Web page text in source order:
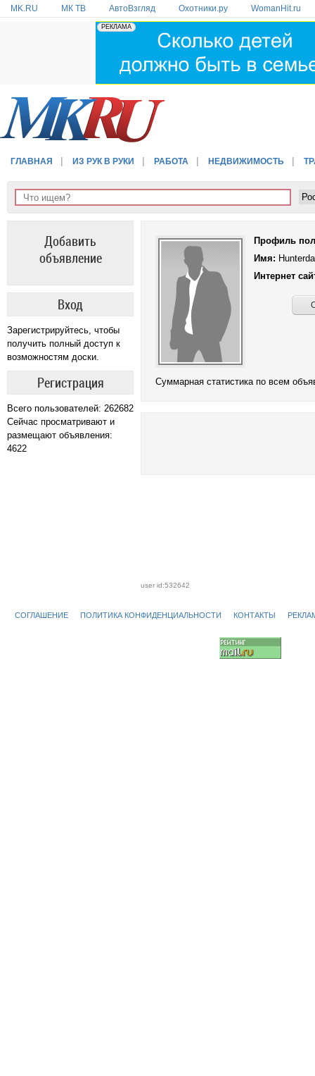
MK.RU МК ТВ АвтоВзгляд Охотники.ру WomanHit.ru
ГЛАВНАЯ ИЗ РУК В РУКИ РАБОТА НЕДВИЖИМОСТЬ
Добавить
объявление
Вход
Зарегистрируйтесь, чтобы
получить полный доступ к
возможностям доски.
Регистрация
Всего пользователей: 262682
Сейчас просматривают и
размещают объявления:
4622
Профиль
Имя:
Интернет
Cуммарная статистика по всем
user id:532642
СОГЛАШЕНИЕ ПОЛИТИКА КОНФИДЕНЦИАЛЬНОСТИ КОНТАКТЫ